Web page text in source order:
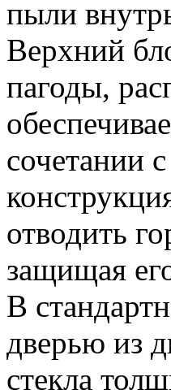
пыли
Верхний
пагоды,
сочетании
отводить
защищая
В
дверью из
стекла